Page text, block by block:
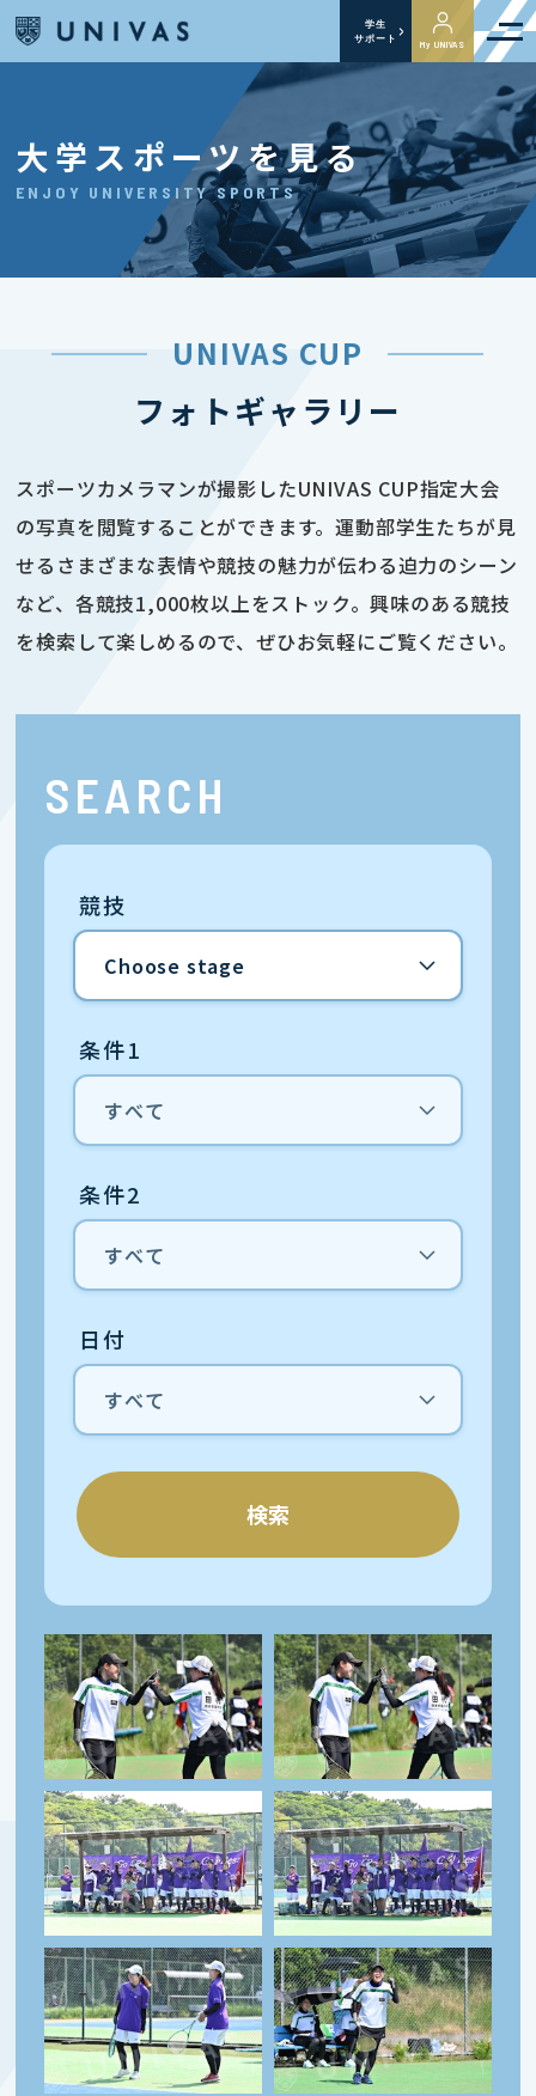
学生
サポート
My UNIVAS
大学スポーツを見る
ENJOY UNIVERSITY SPORTS
UNIVAS CUP
フォトギャラリー
スポーツカメラマンが撮影したUNIVAS CUP指定大会
の写真を閲覧することができます。運動部学生たちが見
せるさまざまな表情や競技の魅力が伝わる迫力のシーン
など、各競技1,000枚以上をストック。興味のある競技
を検索して楽しめるので、ぜひお気軽にご覧ください。
SEARCH
競技
条件1
条件2
日付
検索